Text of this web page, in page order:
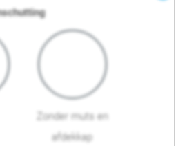
Zonder muts en
afdekkap